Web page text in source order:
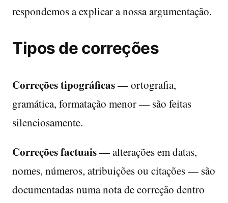
respondemos a explicar a nossa argumentação.
Tipos de correções
Correções tipográficas— ortografia,
gramática, formatação menor — são feitas
silenciosamente.
Correções factuais— alterações em datas,
nomes, números, atribuições ou citações — são
documentadas numa nota de correção dentro